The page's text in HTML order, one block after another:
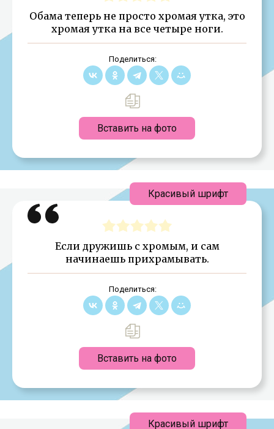
Обама теперь не просто хромая утка, это
хромая утка на все четыре ноги.
Поделиться:
Вставить на фото
Если дружишь с хромым, и сам
начинаешь прихрамывать.
Поделиться:
Вставить на фото
Красивый шрифт
Красивый шрифт